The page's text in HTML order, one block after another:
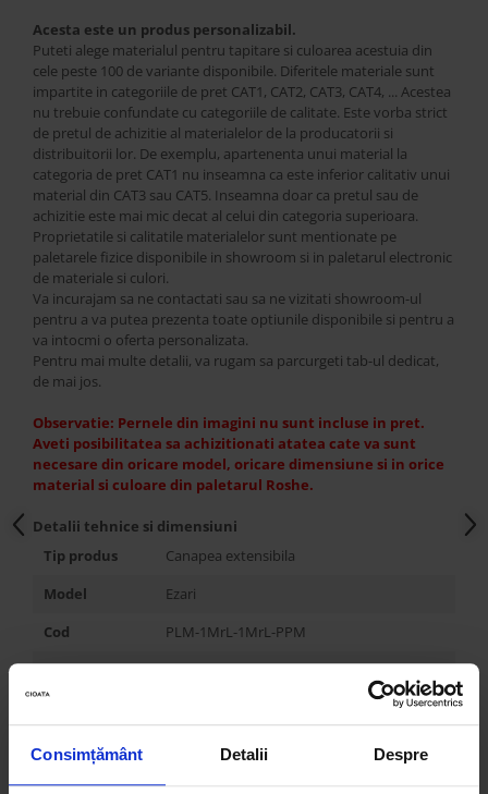
Consimțământ Detalii Despre
Acesta este un produs personalizabil.
Puteti alege materialul pentru tapitare si culoarea acestuia din
cele peste 100 de variante disponibile. Diferitele materiale sunt
impartite in categoriile de pret CAT1, CAT2, CAT3, CAT4, ... Acestea
nu trebuie confundate cu categoriile de calitate. Este vorba strict
de pretul de achizitie al materialelor de la producatorii si
distribuitorii lor. De exemplu, apartenenta unui material la
categoria de pret CAT1 nu inseamna ca este inferior calitativ unui
material din CAT3 sau CAT5. Inseamna doar ca pretul sau de
achizitie este mai mic decat al celui din categoria superioara.
Proprietatile si calitatile materialelor sunt mentionate pe
paletarele fizice disponibile in showroom si in paletarul electronic
de materiale si culori.
Va incurajam sa ne contactati sau sa ne vizitati showroom-ul
pentru a va putea prezenta toate optiunile disponibile si pentru a
va intocmi o oferta personalizata.
Pentru mai multe detalii, va rugam sa parcurgeti tab-ul dedicat,
de mai jos.
Observatie: Pernele din imagini nu sunt incluse in pret.
Aveti posibilitatea sa achizitionati atatea cate va sunt
necesare din oricare model, oricare dimensiune si in orice
material si culoare din paletarul Roshe.
Detalii tehnice si dimensiuni
Tip produs
Canapea extensibila
Model
Ezari
Cod
PLM-1MrL-1MrL-PPM
Producator
Roshe
origine